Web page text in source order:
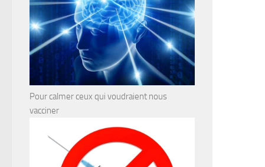
Pour calmer ceux qui voudraient nous
vacciner